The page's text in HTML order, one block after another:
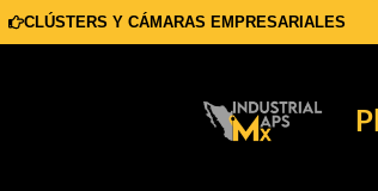
CLÚSTERS Y CÁMARAS EMPRESARIALES